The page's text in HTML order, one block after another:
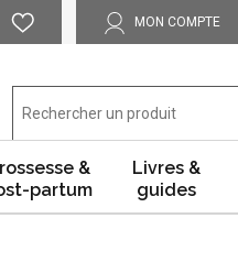
MON COMPTE
&
partum
Livres &
guides